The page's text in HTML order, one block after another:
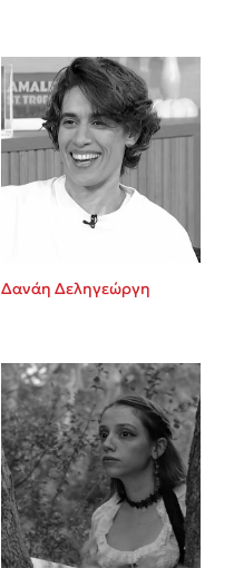
Δανάη Δεληγεώργη